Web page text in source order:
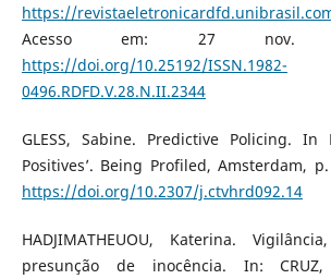
https://
Acesso em: 27 nov.
https://doi.org/10.25192/ISSN.1982-
0496.RDFD.V.28.N.II.2344
GLESS, Sabine. Predictive Policing. In
Positives’. Being Profiled, Amsterdam,
https://doi.org/10.2307/j.ctvhrd092.14
HADJIMATHEUOU, Katerina.
presunção de inocência. In: